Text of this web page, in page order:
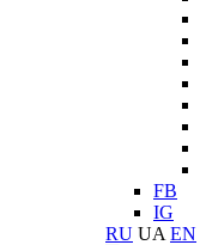
FB
IG
RU UA EN